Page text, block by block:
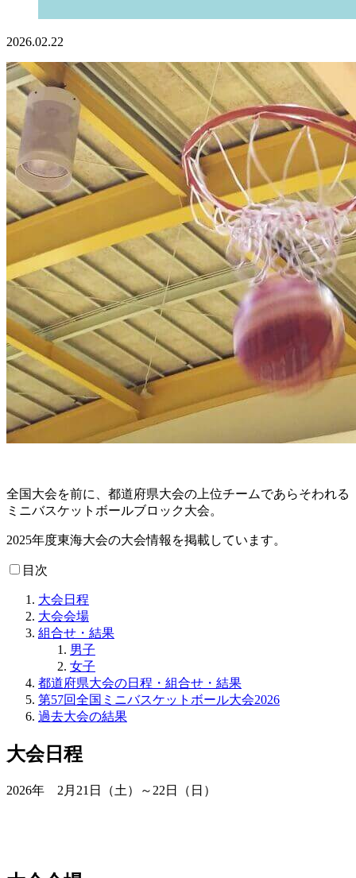
2026.02.22
全国大会を前に、都道府県大会の上位チームであらそわれる
ミニバスケットボールブロック大会。
2025年度東海大会の大会情報を掲載しています。
目次
大会日程
大会会場
組合せ・結果
男子
女子
都道府県大会の日程・組合せ・結果
第57回全国ミニバスケットボール大会2026
過去大会の結果
大会日程
2026年 2月21日（土）～22日（日）